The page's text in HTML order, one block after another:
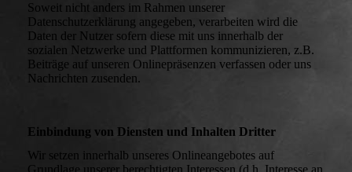
Soweit nicht anders im Rahmen unserer
Datenschutzerklärung angegeben, verarbeiten wird die
Daten der Nutzer sofern diese mit uns innerhalb der
sozialen Netzwerke und Plattformen kommunizieren, z.B.
Beiträge auf unseren Onlinepräsenzen verfassen oder uns
Nachrichten zusenden.
Einbindung von Diensten und Inhalten Dritter
Wir setzen innerhalb unseres Onlineangebotes auf
Grundlage unserer berechtigten Interessen (d.h. Interesse an